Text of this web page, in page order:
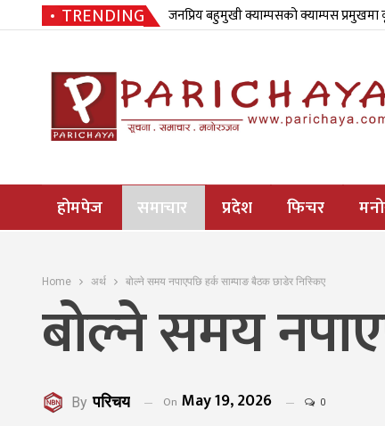
TRENDING जनप्रिय बहुमुखी क्याम्पसको क्याम्पस
होमपेज समाचार प्रदेश फिचर
Home अर्थ बोल्ने समय नपाएपछि हर्क साम्पाङ बैठक छाडेर निस्किए
बोल्ने समय
By परिचय On May 19, 2026 0